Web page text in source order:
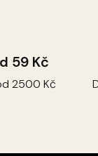
59 Kč
2500 Kč